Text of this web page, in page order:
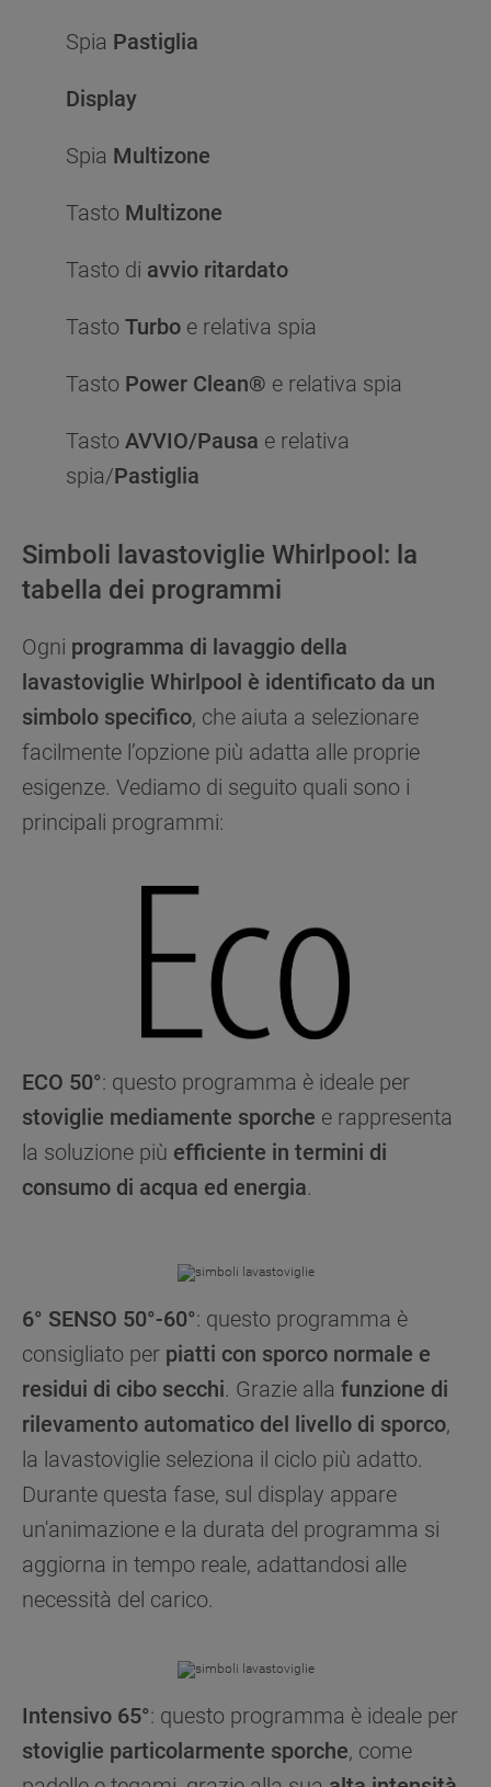
Spia Pastiglia
Display
Spia Multizone
Tasto Multizone
Tasto di avvio ritardato
Tasto Turbo e relativa spia
Tasto Power Clean® e relativa spia
Tasto AVVIO/Pausa e relativa
spia/Pastiglia
Simboli lavastoviglie Whirlpool: la
tabella dei programmi
Ogni programma di lavaggio della
lavastoviglie Whirlpool è identificato da un
simbolo specifico, che aiuta a selezionare
facilmente l’opzione più adatta alle proprie
esigenze. Vediamo di seguito quali sono i
principali programmi:
ECO 50°: questo programma è ideale per
stoviglie mediamente sporche e rappresenta
la soluzione più efficiente in termini di
consumo di acqua ed energia.
6° SENSO 50°-60°: questo programma è
consigliato per piatti con sporco normale e
residui di cibo secchi. Grazie alla funzione di
rilevamento automatico del livello di sporco,
la lavastoviglie seleziona il ciclo più adatto.
Durante questa fase, sul display appare
un'animazione e la durata del programma si
aggiorna in tempo reale, adattandosi alle
necessità del carico.
Intensivo 65°: questo programma è ideale per
stoviglie particolarmente sporche, come